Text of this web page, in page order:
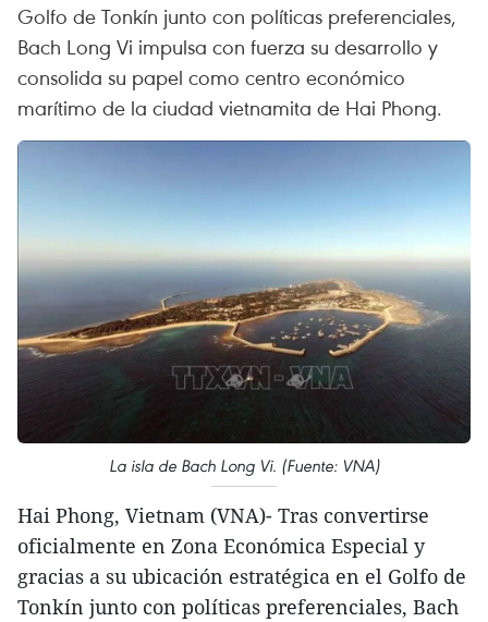
Golfo de Tonkín junto con políticas preferenciales,
Bach Long Vi impulsa con fuerza su desarrollo y
consolida su papel como centro económico
marítimo de la ciudad vietnamita de Hai Phong.
La isla de Bach Long Vi. (Fuente: VNA)
Hai Phong, Vietnam (VNA)- Tras convertirse
oficialmente en Zona Económica Especial y
gracias a su ubicación estratégica en el Golfo de
Tonkín junto con políticas preferenciales, Bach